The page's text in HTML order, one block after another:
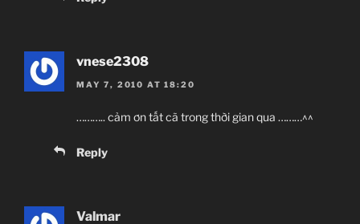
vnese2308
MAY 7, 2010 AT 18:20
……….. cảm ơn tất cã trong thời gian qua ………^^
Reply
Valmar